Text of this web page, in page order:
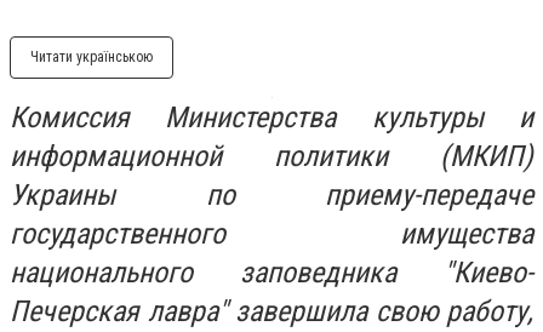
Читати українською
Комиссия Министерства культуры и
информационной политики (МКИП)
Украины по приему-передаче
государственного имущества
национального заповедника "Киево-
Печерская лавра" завершила свою работу,